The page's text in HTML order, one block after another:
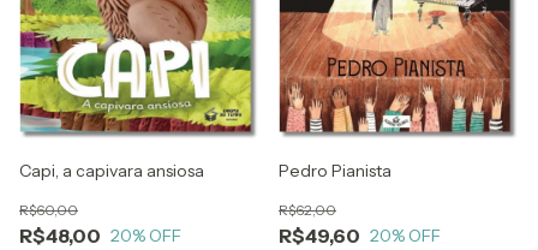
Capi, a capivara ansiosa
R$48,00
R$60,00
20% OFF
Pedro Pianista
R$49,60
R$62,00
20% OFF